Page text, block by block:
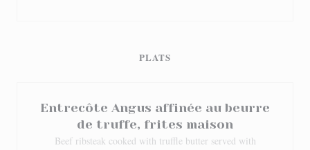
PLATS
Entrecôte Angus affinée au beurre
de truffe, frites maison
Beef ribsteak cooked with truffle butter served with